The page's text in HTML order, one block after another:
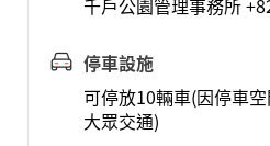
千戶公園管理事務所
停車設施
可停放10輛車(因停車
大眾交通)